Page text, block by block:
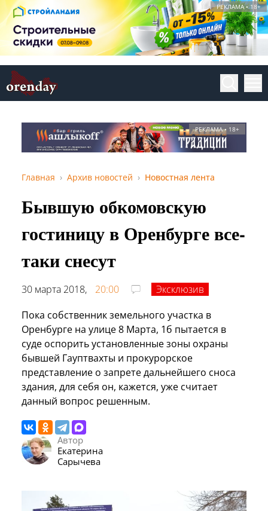
РЕКЛАМА • 18+
РЕКЛАМА • 18+
Главная Архив новостей Новостная лента
Бывшую обкомовскую
гостиницу в Оренбурге все-
таки снесут
30 марта 2018, 20:00
Эксклюзив
Пока собственник земельного участка в
Оренбурге на улице 8 Марта, 1б пытается в
суде оспорить установленные зоны охраны
бывшей Гауптвахты и прокурорское
представление о запрете дальнейшего сноса
здания, для себя он, кажется, уже считает
данный вопрос решенным.
Автор
Екатерина
Сарычева